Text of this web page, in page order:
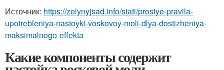
Источник: https://zelynyjsad.info/stati/prostye-pravila-
upotrebleniya-nastoyki-voskovoy-moli-dlya-dostizheniya-
maksimalnogo-effekta
Какие компоненты содержит